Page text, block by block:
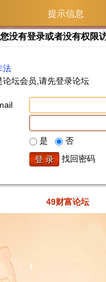
提示信息
您没有登录或者没有权限
法
论坛会员,请先登录论坛
是
否
找回密码
49财富论坛